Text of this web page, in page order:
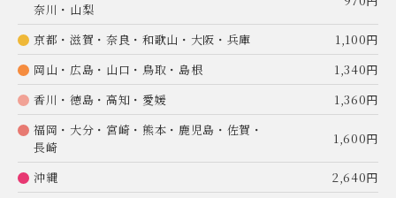
奈川・山梨
京都・滋賀・奈良・和歌山・大阪・兵庫
1,100円
岡山・広島・山口・鳥取・島根
1,340円
香川・徳島・高知・愛媛
1,360円
福岡・大分・宮崎・熊本・鹿児島・佐賀・
長崎
1,600円
沖縄 2,640円